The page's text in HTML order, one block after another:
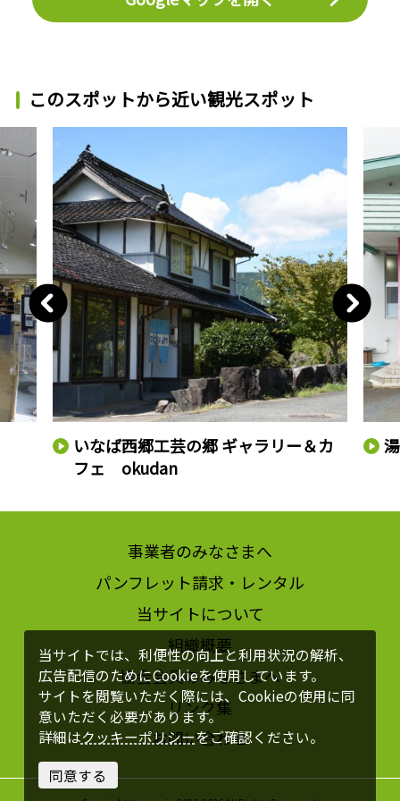
このスポットから近い観光スポット
いなば西郷工芸の郷 ギャラリー＆カ
フェ okudan
事業者のみなさまへ
パンフレット請求・レンタル
当サイトについて
組織概要
協会会員のみなさまへ
リンク集
お問い合わせ
当サイトでは、利便性の向上と利用状況の解析、
広告配信のためにCookieを使用しています。
サイトを閲覧いただく際には、Cookieの使用に同
意いただく必要があります。
詳細はクッキーポリシーをご確認ください。
同意する